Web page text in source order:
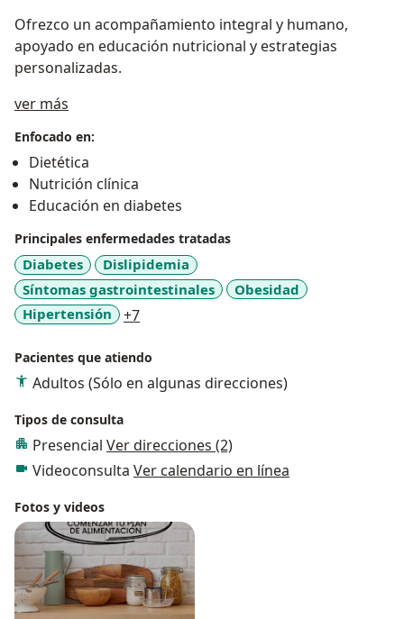
Ofrezco un acompañamiento integral y humano,
apoyado en educación nutricional y estrategias
personalizadas.
ver más
Enfocado en:
Dietética
Nutrición clínica
Educación en diabetes
Principales enfermedades tratadas
Diabetes
Dislipidemia
Síntomas gastrointestinales
Obesidad
Hipertensión
+7a11y_sr_more_diseases
Pacientes que atiendo
Adultos (Sólo en algunas direcciones)
Tipos de consulta
Presencial Ver direcciones (2)
Videoconsulta Ver calendario en línea
Fotos y videos